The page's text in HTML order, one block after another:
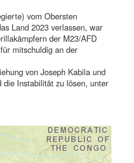
vom Obersten
Land 2023 verlassen, war
der M23/AFD
mitschuldig an der
von Joseph Kabila und
Instabilität zu lösen, unter